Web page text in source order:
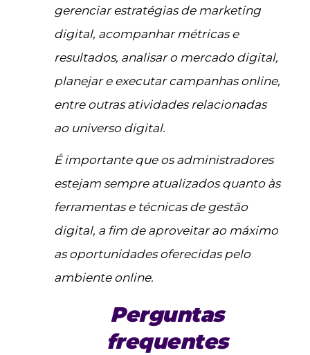
gerenciar estratégias de marketing
digital, acompanhar métricas e
resultados, analisar o mercado digital,
planejar e executar campanhas online,
entre outras atividades relacionadas
ao universo digital.
É importante que os administradores
estejam sempre atualizados quanto às
ferramentas e técnicas de gestão
digital, a fim de aproveitar ao máximo
as oportunidades oferecidas pelo
ambiente online.
Perguntas
frequentes